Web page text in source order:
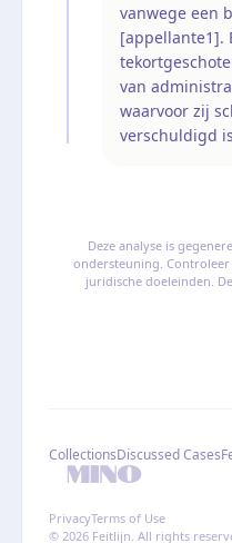
vanwege een
[appellante1].
van
waarvoor zij
verschuldigd
Deze analyse is
ondersteuning.
juridische doeleinden.
CollectionsDiscussed Cases
PrivacyTerms of Use
© 2026 Feitlijn. All rights